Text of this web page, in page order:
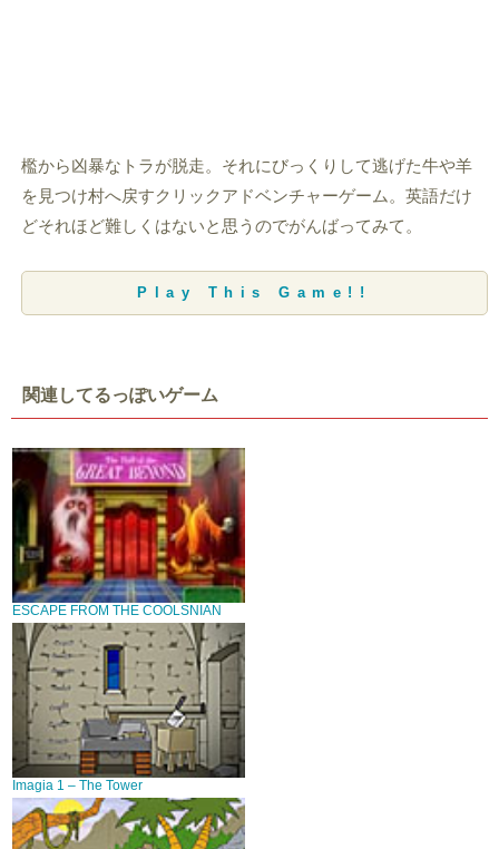
檻から凶暴なトラが脱走。それにびっくりして逃げた牛や羊
を見つけ村へ戻すクリックアドベンチャーゲーム。英語だけ
どそれほど難しくはないと思うのでがんばってみて。
Play This Game!!
関連してるっぽいゲーム
ESCAPE FROM THE COOLSNIAN
Imagia 1 – The Tower